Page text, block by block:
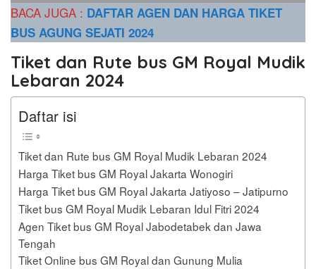
BACA JUGA : DAFTAR AGEN DAN HARGA TIKET
BUS AGUNG SEJATI 2024
Tiket dan Rute bus GM Royal Mudik
Lebaran 2024
Daftar isi
Tiket dan Rute bus GM Royal Mudik Lebaran 2024
Harga Tiket bus GM Royal Jakarta Wonogiri
Harga Tiket bus GM Royal Jakarta Jatiyoso – Jatipurno
Tiket bus GM Royal Mudik Lebaran Idul Fitri 2024
Agen Tiket bus GM Royal Jabodetabek dan Jawa
Tengah
Tiket Online bus GM Royal dan Gunung Mulia